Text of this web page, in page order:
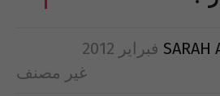
SARAH
غير مصنف